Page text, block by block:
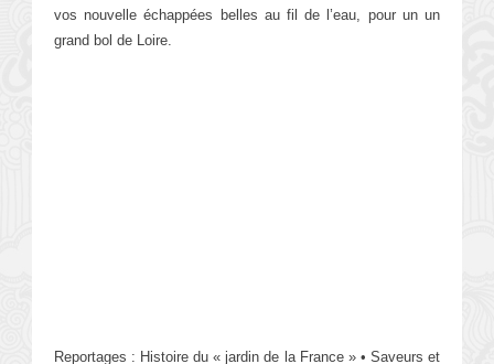
vos nouvelle échappées belles au fil de l’eau, pour un un
grand bol de Loire.
Reportages : Histoire du « jardin de la France » • Saveurs et